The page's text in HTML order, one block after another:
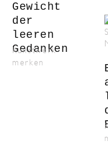
Kunstwerk
merken
Gewicht
der
leeren
Gedanken